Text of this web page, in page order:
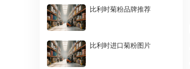
比利时菊粉品牌推荐
比利时进口菊粉图片